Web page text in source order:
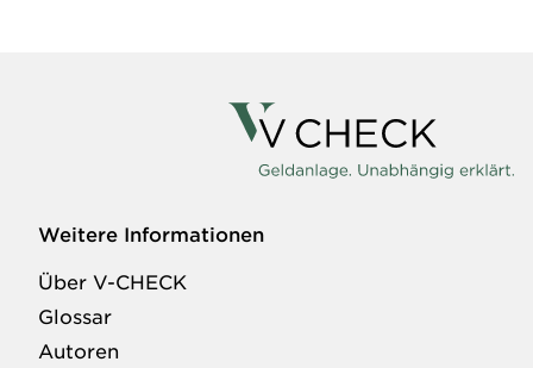
Weitere Informationen
Über V-CHECK
Glossar
Autoren